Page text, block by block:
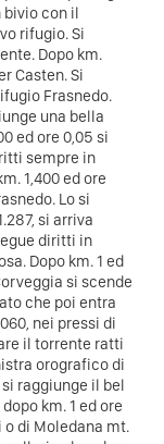
bivio con il
rifugio. Si
Dopo km.
Casten. Si
Frasnedo.
una bella
ed ore 0,05 si
sempre in
1,400 ed ore
Lo si
si arriva
diritti in
Dopo km. 1 ed
si scende
che poi entra
nei pressi di
il torrente ratti
orografico di
raggiunge il bel
km. 1 ed ore
di Moledana mt.